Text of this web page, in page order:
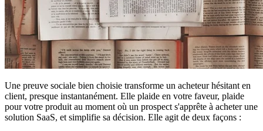
Une preuve sociale bien choisie transforme un acheteur hésitant en
client, presque instantanément. Elle plaide en votre faveur, plaide
pour votre produit au moment où un prospect s'apprête à acheter une
solution SaaS, et simplifie sa décision. Elle agit de deux façons :